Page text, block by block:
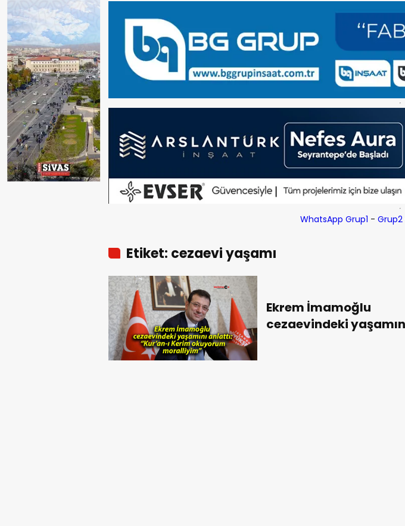
WhatsApp Grup1 - Grup2
Etiket: cezaevi yaşamı
Ekrem İmamoğlu
cezaevindeki